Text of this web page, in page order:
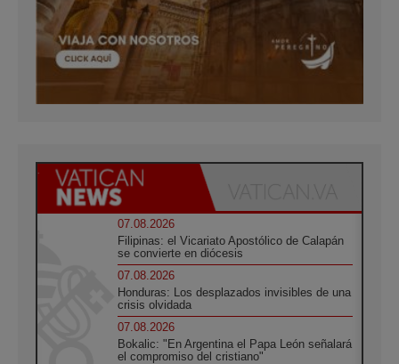
07.08.2026
Filipinas: el Vicariato Apostólico de Calapán
se convierte en diócesis
07.08.2026
Honduras: Los desplazados invisibles de una
crisis olvidada
07.08.2026
Bokalic: "En Argentina el Papa León señalará
el compromiso del cristiano"